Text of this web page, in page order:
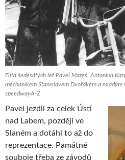
Elita šedesátých let Pavel Mareš, Antonína
mechanikem Stanislavem Dvořákem a
speedwayA-Z
Pavel jezdil za celek Ústí
nad Labem, později ve
Slaném a dotáhl to až do
reprezentace. Památné
souboje třeba ze závodů